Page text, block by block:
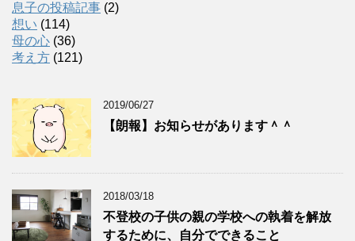
息子の投稿記事 (2)
想い (114)
母の心 (36)
考え方 (121)
2019/06/27
【朗報】お知らせがあります＾＾
2018/03/18
不登校の子供の親の学校への執着を解放
するために、自分でできること